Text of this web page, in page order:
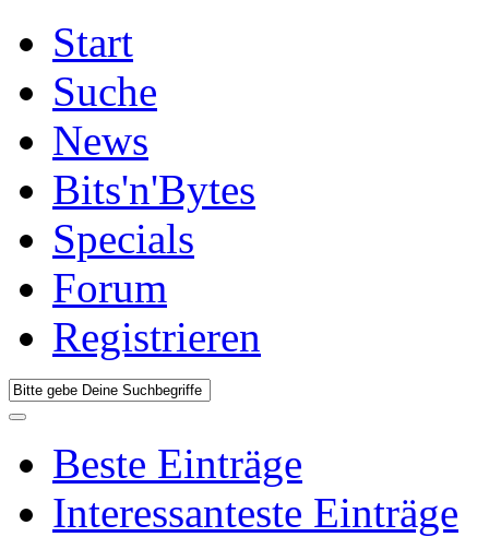
Start
Suche
News
Bits'n'Bytes
Specials
Forum
Registrieren
Beste Einträge
Interessanteste Einträge